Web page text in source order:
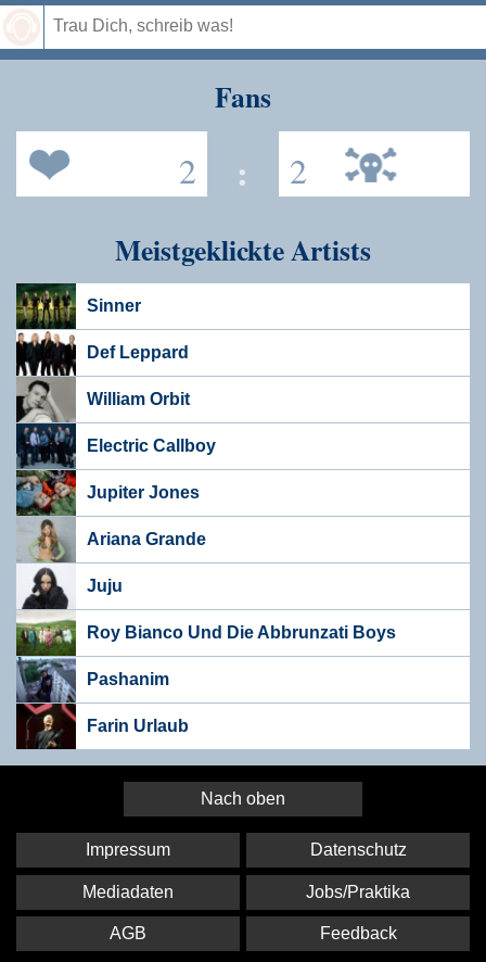
Fans
2 : 2
Meistgeklickte Artists
Sinner
Def Leppard
William Orbit
Electric Callboy
Jupiter Jones
Ariana Grande
Juju
Roy Bianco Und Die Abbrunzati Boys
Pashanim
Farin Urlaub
Nach oben
Impressum Datenschutz
Mediadaten Jobs/Praktika
AGB Feedback